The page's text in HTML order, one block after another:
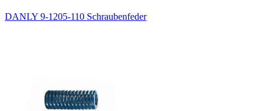
DANLY 9-1205-110 Schraubenfeder